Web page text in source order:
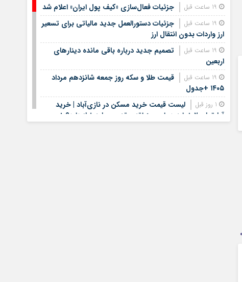
جزئیات فعال‌سازی «کیف پول ایران» اعلام شد
جزئیات دستورالعمل جدید مالیاتی برای تسعیر
ارز واردات بدون انتقال ارز
تصمیم جدید درباره باقی مانده دینارهای
اربعین
قیمت طلا و سکه روز جمعه شانزدهم مرداد
۱۴۰۵ +جدول
لیست قیمت خرید مسکن در نازی‌آباد | خرید
آپارتمان ۲ خوابه در این منطقه چقدر سرمایه نیاز دارد؟ +